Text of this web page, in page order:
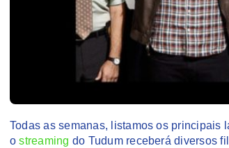
Todas as semanas, listamos os principais
ostreaming do Tudum receberá diversos